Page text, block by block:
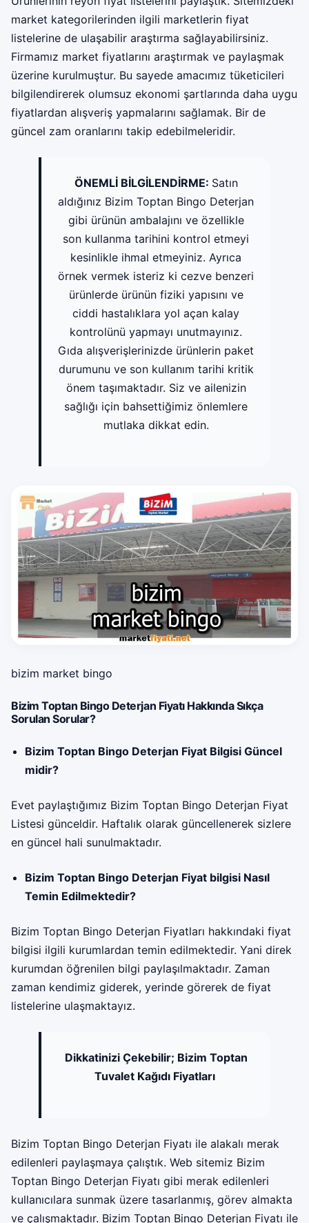
market kategorilerinden ilgili marketlerin fiyat
listelerine de ulaşabilir araştırma sağlayabilirsiniz.
Firmamız market fiyatlarını araştırmak ve paylaşmak
üzerine kurulmuştur. Bu sayede amacımız tüketicileri
bilgilendirerek olumsuz ekonomi şartlarında daha uygu
fiyatlardan alışveriş yapmalarını sağlamak. Bir de
güncel zam oranlarını takip edebilmeleridir.
ÖNEMLİ BİLGİLENDİRME: Satın
aldığınız Bizim Toptan Bingo Deterjan
gibi ürünün ambalajını ve özellikle
son kullanma tarihini kontrol etmeyi
kesinlikle ihmal etmeyiniz. Ayrıca
örnek vermek isteriz ki cezve benzeri
ürünlerde ürünün fiziki yapısını ve
ciddi hastalıklara yol açan kalay
kontrolünü yapmayı unutmayınız.
Gıda alışverişlerinizde ürünlerin paket
durumunu ve son kullanım tarihi kritik
önem taşımaktadır. Siz ve ailenizin
sağlığı için bahsettiğimiz önlemlere
mutlaka dikkat edin.
bizim market bingo
Bizim Toptan Bingo Deterjan Fiyatı Hakkında Sıkça
Sorulan Sorular?
Bizim Toptan Bingo Deterjan Fiyat Bilgisi Güncel
midir?
Evet paylaştığımız Bizim Toptan Bingo Deterjan Fiyat
Listesi günceldir. Haftalık olarak güncellenerek sizlere
en güncel hali sunulmaktadır.
Bizim Toptan Bingo Deterjan Fiyat bilgisi Nasıl
Temin Edilmektedir?
Bizim Toptan Bingo Deterjan Fiyatları hakkındaki fiyat
bilgisi ilgili kurumlardan temin edilmektedir. Yani direk
kurumdan öğrenilen bilgi paylaşılmaktadır. Zaman
zaman kendimiz giderek, yerinde görerek de fiyat
listelerine ulaşmaktayız.
Dikkatinizi Çekebilir; Bizim Toptan
Tuvalet Kağıdı Fiyatları
Bizim Toptan Bingo Deterjan Fiyatı ile alakalı merak
edilenleri paylaşmaya çalıştık. Web sitemiz Bizim
Toptan Bingo Deterjan Fiyatı gibi merak edilenleri
kullanıcılara sunmak üzere tasarlanmış, görev almakta
ve çalışmaktadır. Bizim Toptan Bingo Deterjan Fiyatı ile